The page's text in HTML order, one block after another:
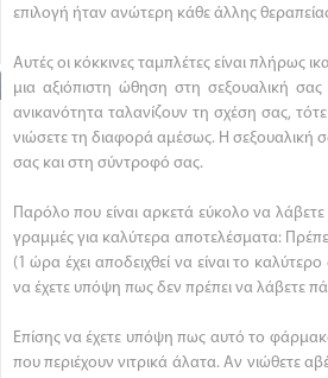
επιλογή ήταν ανώτερη κάθε άλλης
Αυτές οι κόκκινες ταμπλέτες είναι
μια αξιόπιστη ώθηση στη σεξουαλική
ανικανότητα ταλανίζουν τη σχέση σας,
νιώσετε τη διαφορά αμέσως. Η σεξουαλική
σας και στη σύντροφό σας.
Παρόλο που είναι αρκετά εύκολο να λάβετε
γραμμές για καλύτερα αποτελέσματα:
(1 ώρα έχει αποδειχθεί να είναι το
να έχετε υπόψη πως δεν πρέπει να λάβετε
Επίσης να έχετε υπόψη πως αυτό το
που περιέχουν νιτρικά άλατα. Αν νιώθετε